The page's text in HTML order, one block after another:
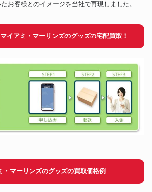
お客様とのイメージを当社で再現しました。
イアミ・マーリンズのグッズの宅配買取！
・マーリンズのグッズの買取価格例